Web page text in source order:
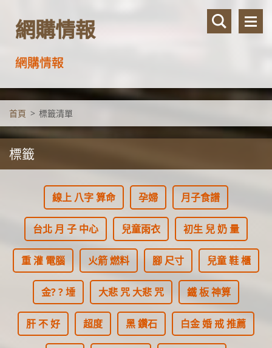
網購情報
網購情報
首頁 > 標籤清單
標籤
線上 八字 算命 孕婦 月子食譜
台北 月 子 中心 兒童雨衣 初生 兒 奶 量
重 灌 電腦 火箭 燃料 腳 尺寸 兒童 鞋 櫃
金? ? 埵 大悲 咒 大悲 咒 鐵 板 神算
肝 不 好 超度 黑 鑽石 白金 婚 戒 推薦